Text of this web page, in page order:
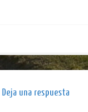
Deja una respuesta